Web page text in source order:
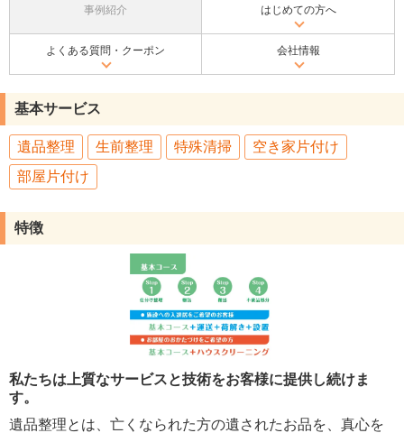
事例紹介 はじめての方へ
よくある質問・クーポン 会社情報
基本サービス
遺品整理 生前整理 特殊清掃
空き家片付け
部屋片付け
特徴
私たちは上質なサービスと技術をお客様に提供し続けま
す。
遺品整理とは、亡くなられた方の遺されたお品を、真心を